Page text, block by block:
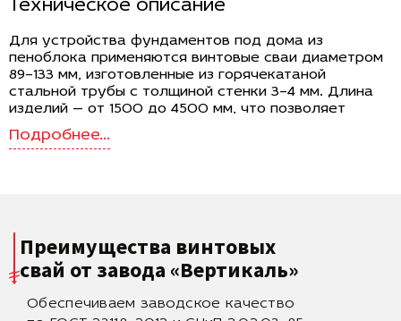
Техническое описание
Для устройства фундаментов под дома из
пеноблока применяются винтовые сваи диаметром
89–133 мм, изготовленные из горячекатаной
стальной трубы с толщиной стенки 3–4 мм. Длина
изделий — от 1500 до 4500 мм, что позволяет
подбирать их в зависимости от глубины
промерзания и характеристик грунта на участке.
монтаж в зависимости от объема работ.
Требования к фундаменту под дом из
пеноблока
Преимущества винтовых
свай от завода «Вертикаль»
Обеспечиваем заводское качество